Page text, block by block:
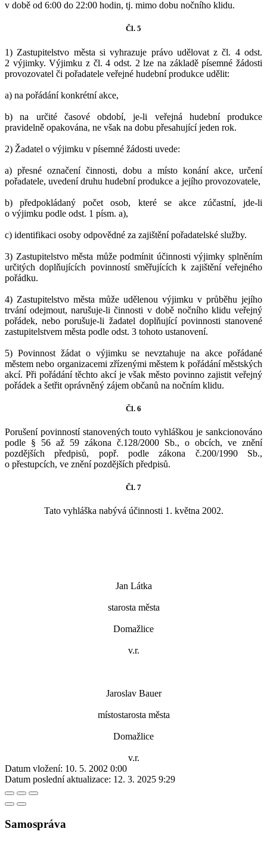
v době od 6:00 do 22:00 hodin, tj. mimo dobu nočního klidu.
Čl. 5
1) Zastupitelstvo města si vyhrazuje právo udělovat z čl. 4 odst.
2 výjimky. Výjimku z čl. 4 odst. 2 lze na základě písemné žádosti
provozovatel či pořadatele veřejné hudební produkce udělit:
a) na pořádání konkrétní akce,
b) na určité časové období, je-li veřejná hudební produkce
pravidelně opakována, ne však na dobu přesahující jeden rok.
2) Žadatel o výjimku v písemné žádosti uvede:
a) přesné označení činnosti, dobu a místo konání akce, určení
pořadatele, uvedení druhu hudební produkce a jejího provozovatele,
b) předpokládaný počet osob, které se akce zúčastní, jde-li
o výjimku podle odst. 1 písm. a),
c) identifikaci osoby odpovědné za zajištění pořadatelské služby.
3) Zastupitelstvo města může podmínit účinnosti výjimky splněním
určitých doplňujících povinností směřujících k zajištění veřejného
pořádku.
4) Zastupitelstvo města může udělenou výjimku v průběhu jejího
trvání odejmout, narušuje-li činnosti v době nočního klidu veřejný
pořádek, nebo porušuje-li žadatel doplňující povinnosti stanovené
zastupitelstvem města podle odst. 3 tohoto ustanovení.
5) Povinnost žádat o výjimku se nevztahuje na akce pořádané
městem nebo organizacemi zřízenými městem k pořádání městských
akcí. Při pořádání těchto akcí je však město povinno zajistit veřejný
pořádek a šetřit oprávněný zájem občanů na nočním klidu.
Čl. 6
Porušení povinností stanovených touto vyhláškou je sankcionováno
podle § 56 až 59 zákona č.128/2000 Sb., o obcích, ve znění
pozdějších předpisů, popř. podle zákona č.200/1990 Sb.,
o přestupcích, ve znění pozdějších předpisů.
Čl. 7
Tato vyhláška nabývá účinnosti 1. května 2002.
Jan Látka
starosta města
Domažlice
v.r.
Jaroslav Bauer
místostarosta města
Domažlice
v.r.
Datum vložení: 10. 5. 2002 0:00
Datum poslední aktualizace: 12. 3. 2025 9:29
Samospráva